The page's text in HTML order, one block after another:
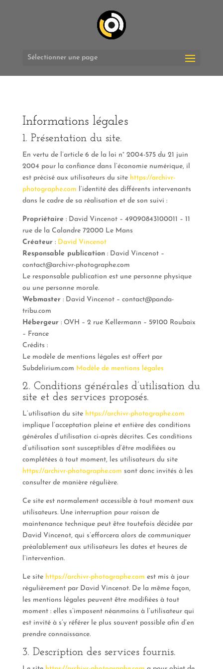
Sélectionner une page
Informations légales
1. Présentation du site.
En vertu de l’article 6 de la loi n° 2004-575 du 21 juin
2004 pour la confiance dans l’économie numérique, il
est précisé aux utilisateurs du site https://archivr-
photographe.com l’identité des différents intervenants
dans le cadre de sa réalisation et de son suivi :
Propriétaire : David Vincenot – 49090843100011 – 11
rue de la Calandre 72000 Le Mans
Créateur: David Vincenot
Responsable publication: David Vincenot –
contact@archivr-photographe.com
Le responsable publication est une personne physique
ou une personne morale.
Webmaster: David Vincenot – contact@panda-
tribu.com
Hébergeur: OVH – 2 rue Kellermann – 59100 Roubaix
– France
Crédits :
Le modèle de mentions légales est offert par
Subdelirium.com Modèle de mentions légales
2. Conditions générales d’utilisation du
site et des services proposés.
L’utilisation du site https://archivr-photographe.com
implique l’acceptation pleine et entière des conditions
générales d’utilisation ci-après décrites. Ces conditions
d’utilisation sont susceptibles d’être modifiées ou
complétées à tout moment, les utilisateurs du site
https://archivr-photographe.com sont donc invités à les
consulter de manière régulière.
Ce site est normalement accessible à tout moment aux
utilisateurs. Une interruption pour raison de
maintenance technique peut être toutefois décidée par
David Vincenot, qui s’efforcera alors de communiquer
préalablement aux utilisateurs les dates et heures de
l’intervention.
Le site https://archivr-photographe.com est mis à jour
régulièrement par David Vincenot. De la même façon,
les mentions légales peuvent être modifiées à tout
moment : elles s’imposent néanmoins à l’utilisateur qui
est invité à s’y référer le plus souvent possible afin d’en
prendre connaissance.
3. Description des services fournis.